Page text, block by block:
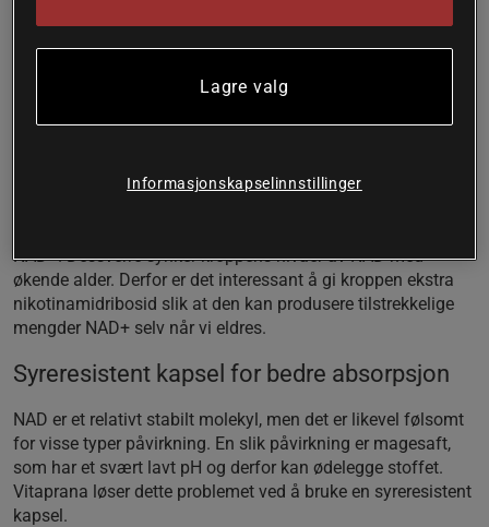
NAD og aldring
B3. Denne molekylet er en forløper til NAD+ som finnes i alle
maten vi spiser.
NAD+. Dessverre synker kroppens nivåer av NAD med
økende alder. Derfor er det interessant å gi kroppen ekstra
nikotinamidribosid slik at den kan produsere tilstrekkelige
mengder NAD+ selv når vi eldres.
Syreresistent kapsel for bedre absorpsjon
NAD er et relativt stabilt molekyl, men det er likevel følsomt
for visse typer påvirkning. En slik påvirkning er magesaft,
som har et svært lavt pH og derfor kan ødelegge stoffet.
Vitaprana løser dette problemet ved å bruke en syreresistent
kapsel.
Lagre valg
Informasjonskapselinnstillinger